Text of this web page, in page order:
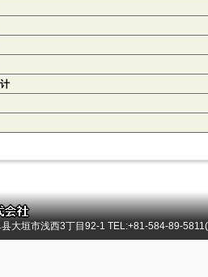
大垣市浅西3丁目92-1 TEL:+81-584-89-